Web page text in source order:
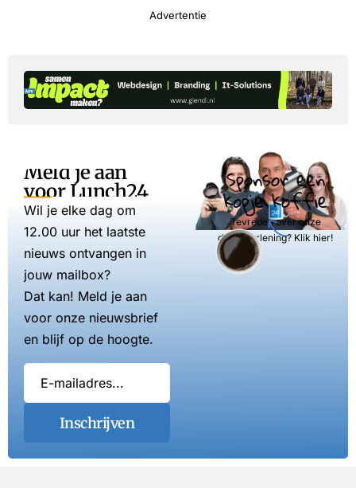
Advertentie
Meld je aan
voor Lunch24
Wil je elke dag om
12.00 uur het laatste
nieuws ontvangen in
jouw mailbox?
Dat kan! Meld je aan
voor onze nieuwsbrief
en blijf op de hoogte.
Inschrijven
Sponsor een
kopje koffie
Tevreden over onze
dienstverlening? Klik hier!